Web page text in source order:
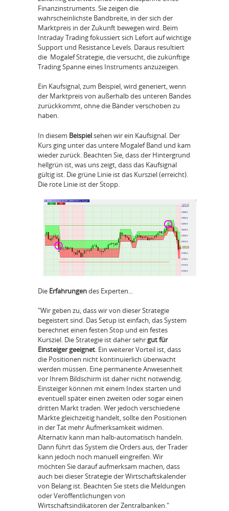
Finanzinstruments. Sie zeigen die
wahrscheinlichste Bandbreite, in der sich der
Marktpreis in der Zukunft bewegen wird. Beim
Intraday Trading fokussiert sich Lefort auf wichtige
Support und Resistance Levels. Daraus resultiert
die Mogalef Strategie, die versucht, die zukünftige
Trading Spanne eines Instruments anzuzeigen.
Ein Kaufsignal, zum Beispiel, wird generiert, wenn
der Marktpreis von außerhalb des unteren Bandes
zurückkommt, ohne die Bänder verschoben zu
haben.
In diesem Beispielsehen wir ein Kaufsignal. Der
Kurs ging unter das untere Mogalef Band und kam
wieder zurück. Beachten Sie, dass der Hintergrund
hellgrün ist, was uns zeigt, dass das Kaufsignal
gültig ist. Die grüne Linie ist das Kursziel (erreicht).
Die rote Linie ist der Stopp.
Die Erfahrungendes Experten...
"Wir geben zu, dass wir von dieser Strategie
begeistert sind. DasSetup isteinfach, das System
berechnet einen festen Stop und ein festes
Kursziel. Die Strategie ist daher sehrgut für
Einsteiger geeignet. Ein weiterer Vorteil ist, dass
die Positionen nicht kontinuierlich überwacht
werden müssen. Eine permanente Anwesenheit
vor Ihrem Bildschirm ist daher nicht notwendig.
Einsteiger können mit einem Index starten und
eventuell später einen zweiten oder sogar einen
dritten Markt traden. Wer jedoch verschiedene
Märkte gleichzeitig handelt, sollte den Positionen
in der Tat mehr Aufmerksamkeit widmen.
Alternativ kann man halb-automatisch handeln.
Dann führt das System die Orders aus, der Trader
kann jedoch noch manuell eingreifen. Wir
möchten Sie darauf aufmerksam machen, dass
auch bei dieser Strategie der Wirtschaftskalender
von Belang ist. Beachten Sie stets die Meldungen
oder Veröffentlichungen von
Wirtschaftsindikatoren der Zentralbanken."